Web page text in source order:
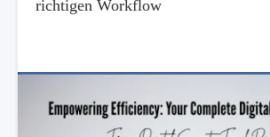
richtigen Workflow